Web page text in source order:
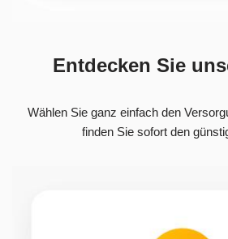
Entdecken Sie
Wählen Sie ganz einfach den
finden Sie sofort den